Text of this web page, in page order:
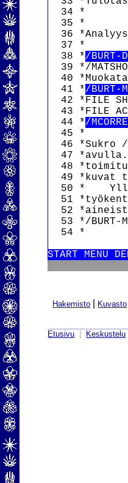
34 *
  35 *
36
  37 *
  38 *
/BURT-
39 */
40
  41 *
/BURT-
42 *FILE
43 *FILE
  44 *
/
  45 *
46 *Sukro
47
48
49 *kuvat
50 *
51
52
53 */BURT-
  54 *
START MENU
Hakemisto Kuvasto
Etusivu Keskustelu